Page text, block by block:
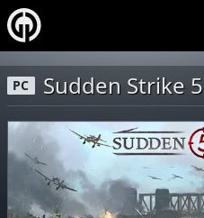
PC Sudden Strike 5